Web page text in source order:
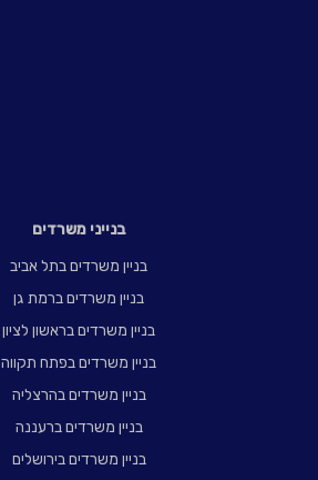
בנייני משרדים
בניין משרדים בתל אביב
בניין משרדים ברמת גן
בניין משרדים בראשון לציון
בניין משרדים בפתח תקווה
בניין משרדים בהרצליה
בניין משרדים ברעננה
בניין משרדים בירושלים